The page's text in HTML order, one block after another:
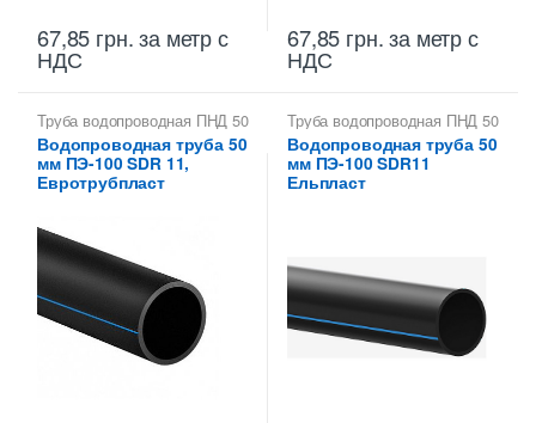
67,85 грн. за метр с
НДС
67,85 грн. за метр с
НДС
Труба водопроводная ПНД 50
мм
Водопроводная труба 50
мм ПЭ-100 SDR 11,
Евротрубпласт
Труба водопроводная ПНД 50
мм
Водопроводная труба 50
мм ПЭ-100 SDR11
Ельпласт